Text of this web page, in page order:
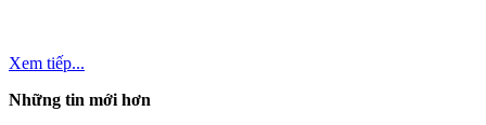
Xem tiếp...
Những tin mới hơn